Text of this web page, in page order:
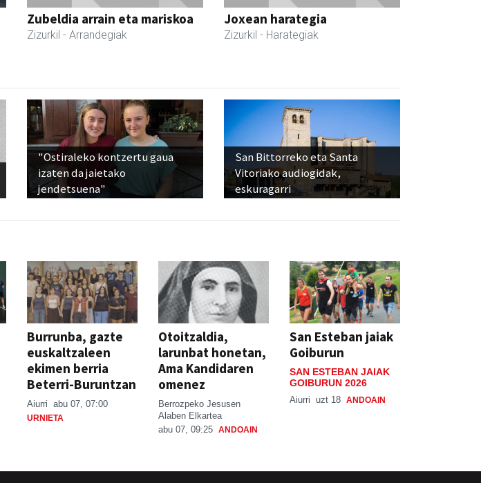
Zubeldia arrain eta mariskoa
Zizurkil - Arrandegiak
Joxean harategia
Zizurkil - Harategiak
"Ostiraleko kontzertu gaua
izaten da jaietako
jendetsuena"
San Bittorreko eta Santa
Vitoriako audiogidak,
eskuragarri
Burrunba, gazte
euskaltzaleen
ekimen berria
Beterri-Buruntzan
Aiurri abu 07, 07:00
URNIETA
Otoitzaldia,
larunbat honetan,
Ama Kandidaren
omenez
Berrozpeko Jesusen
Alaben Elkartea
abu 07, 09:25 ANDOAIN
San Esteban jaiak
Goiburun
SAN ESTEBAN JAIAK
GOIBURUN 2026
Aiurri uzt 18 ANDOAIN